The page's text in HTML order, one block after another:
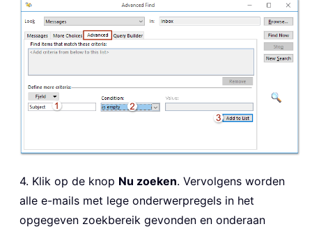
4. Klik op de knop Nu zoeken. Vervolgens worden
alle e-mails met lege onderwerpregels in het
opgegeven zoekbereik gevonden en onderaan